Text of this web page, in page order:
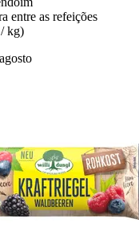
entre as refeições
kg)